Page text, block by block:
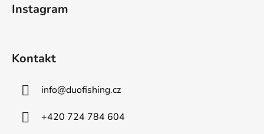
Instagram
Kontakt
info@duofishing.cz
+420 724 784 604